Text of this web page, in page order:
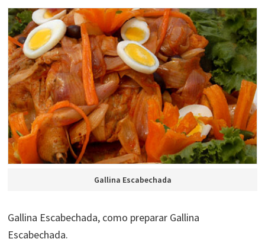
Gallina Escabechada
Gallina Escabechada, como preparar Gallina
Escabechada.